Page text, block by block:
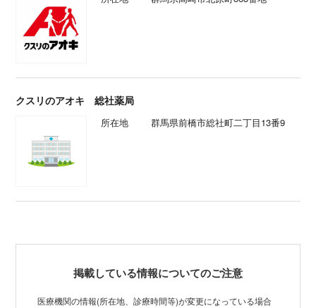
クスリのアオキ 総社薬局
所在地 群馬県前橋市総社町二丁目13番9
掲載している情報についてのご注意
医療機関の情報(所在地、診療時間等)が変更になっている場合